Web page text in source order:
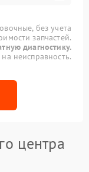
без учета
запчастей.
диагностику.
неисправность.
центра